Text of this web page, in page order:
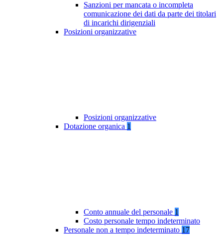
Sanzioni per mancata o incompleta
comunicazione dei dati da parte dei titolari
di incarichi dirigenziali
Posizioni organizzative
Posizioni organizzative
Dotazione organica 1
Conto annuale del personale 1
Costo personale tempo indeterminato
Personale non a tempo indeterminato 17